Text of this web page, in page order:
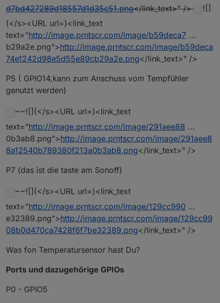
d7bd427289d18557d1d35c51.png</link_text>" />
![]
(</s><URL url=)<link_text
text="http://image.prntscr.com/image/b59deca7 ...
b29a2e.png">http://image.prntscr.com/image/b59deca
74e1242d98e5d55e89cb29a2e.png</link_text>" />
P5 ( GPIO14,kann zum Anschuss vom Tempfühler
genutzt werden)
~~![](</s><URL url=)<link_text
text="http://image.prntscr.com/image/291aee88 ...
0b3ab8.png">http://image.prntscr.com/image/291aee8
8a12540b789380f213a0b3ab8.png</link_text>" />
P7 (das ist die taste am Sonoff)
~~![](</s><URL url=)<link_text
text="http://image.prntscr.com/image/129cc990 ...
e32389.png">http://image.prntscr.com/image/129cc99
08b0d470ca7428f6f7be32389.png</link_text>" />
Was fon Temperatursensor hast Du?
Ports und dazugehörige GPIOs
P0 - GPIO5